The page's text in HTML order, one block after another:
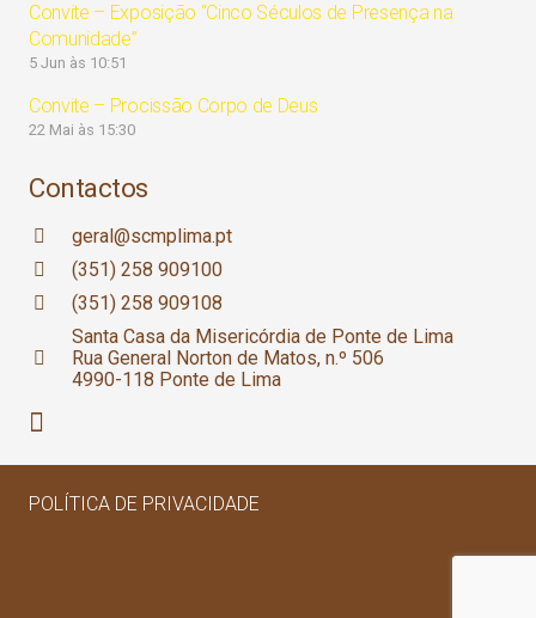
Convite – Exposição “Cinco Séculos de Presença na
Comunidade”
5 Jun às 10:51
Convite – Procissão Corpo de Deus
22 Mai às 15:30
Contactos
geral@scmplima.pt
(351) 258 909100
(351) 258 909108
Santa Casa da Misericórdia de Ponte de Lima
Rua General Norton de Matos, n.º 506
4990-118 Ponte de Lima
POLÍTICA DE PRIVACIDADE